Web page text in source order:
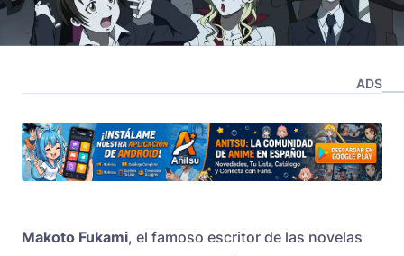
ADS
Makoto Fukami, el famoso escritor de las novelas